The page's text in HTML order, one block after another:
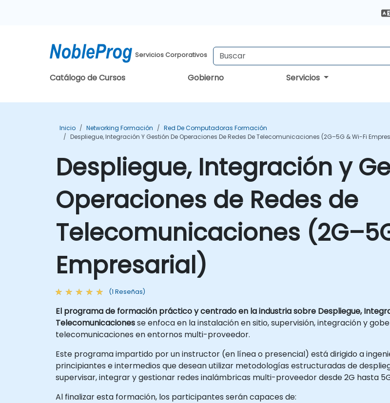
Servicios Corporativos
Catálogo de Cursos Gobierno Servicios
Inicio Networking Formación
Red De Computadoras Formación
Despliegue, Integración Y Gestión De Operaciones De Redes De Telecomunicaciones (2G–5G & Wi-Fi
Despliegue, Integración y
Operaciones de Redes de
Telecomunicaciones
Empresarial)
(1 Reseñas)
El programa de formación práctico y centrado en la industria sobre Despliegue,
Telecomunicacionesse enfoca en la instalación en sitio, supervisión, integración y
telecomunicaciones en entornos multi-proveedor.
Este programa impartido por un instructor (en línea o presencial) está dirigido a
principiantes e intermedios que desean utilizar metodologías estructuradas de
supervisar, integrar y gestionar redes inalámbricas multi-proveedor desde 2G hasta
Al finalizar esta formación, los participantes serán capaces de: